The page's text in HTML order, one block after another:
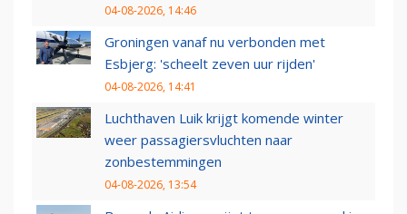
04-08-2026, 14:46
Groningen vanaf nu verbonden met
Esbjerg: 'scheelt zeven uur rijden'
04-08-2026, 14:41
Luchthaven Luik krijgt komende winter
weer passagiersvluchten naar
zonbestemmingen
04-08-2026, 13:54